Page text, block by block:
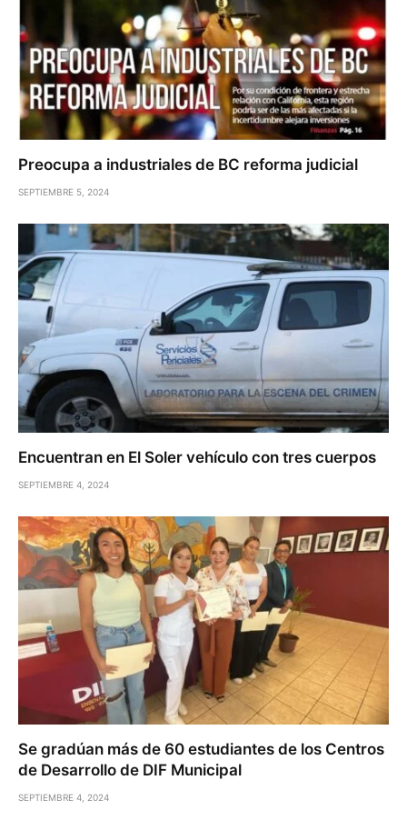
Preocupa a industriales de BC reforma judicial
SEPTIEMBRE 5, 2024
Encuentran en El Soler vehículo con tres cuerpos
SEPTIEMBRE 4, 2024
Se gradúan más de 60 estudiantes de los Centros
de Desarrollo de DIF Municipal
SEPTIEMBRE 4, 2024